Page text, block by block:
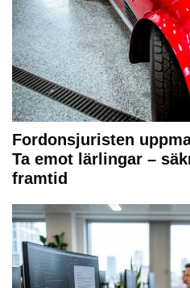
Fordonsjuristen
Ta emot lärlingar –
framtid